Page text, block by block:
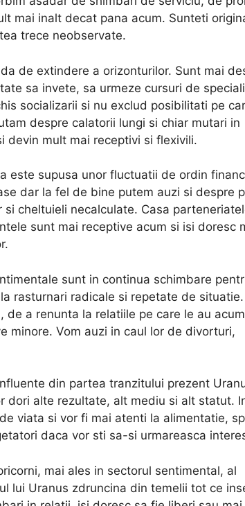
mai inalt decat pana acum. Sunteti
trece neobservate.
de extindere a orizonturilor. Sunt mai
sa invete, sa urmeze cursuri de
socializarii si nu exclud posibilitati pe
despre calatorii lungi si chiar mutari in
devin mult mai receptivi si flexivili.
este supusa unor fluctuatii de ordin
dar la fel de bine putem auzi si despre
cheltuieli necalculate. Casa
sunt mai receptive acum si isi doresc
sunt in continua schimbare
rasturnari radicale si repetate de
a renunta la relatiile pe care le au
minore. Vom auzi in caul lor de divorturi,
din partea tranzitului prezent
dori alte rezultate, alt mediu si alt statut.
viata si vor fi mai atenti la alimentatie,
daca vor sti sa-si urmareasca
mai ales in sectorul sentimental, al
lui Uranus zdruncina din temelii tot ce